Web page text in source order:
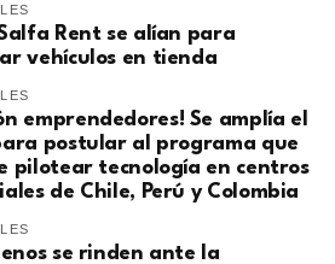
Salfa Rent se alían para
vehículos en tienda
emprendedores! Se amplía el
postular al programa que
pilotear tecnología en centros
de Chile, Perú y Colombia
se rinden ante la